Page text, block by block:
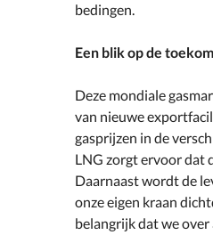
bedingen.
Een blik op de
Deze mondiale
van nieuwe
gasprijzen in de
LNG zorgt ervoor dat
Daarnaast wordt de
onze eigen kraan
belangrijk dat we